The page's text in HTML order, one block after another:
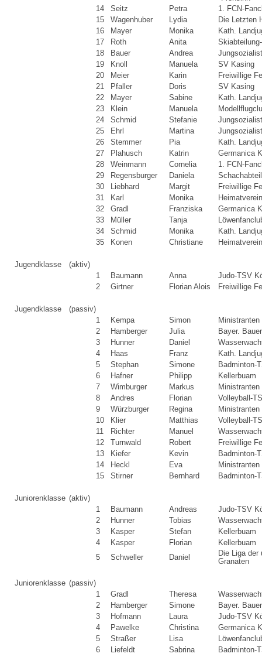
14
Seitz Petra
1. FCN-
15
Wagenhuber Lydia
Die Letzten
16
Mayer Monika
Kath.
17
Roth Anita
18
Bauer Andrea
19
Knoll Manuela
SV Kasing
20
Meier Karin
Freiwillige
21
Pfaller Doris
SV Kasing
22
Mayer Sabine
Kath.
23
Klein Manuela
24
Schmid Stefanie
25
Ehrl Martina
26
Stemmer Pia
Kath.
27
Plahusch Katrin
Germanica
28
Weinmann Cornelia
1. FCN-
29
Regensburger Daniela
30
Liebhard Margit
Freiwillige
31
Karl Monika
32
Gradl Franziska
Germanica
33
Müller Tanja
34
Schmid Monika
Kath.
35
Konen Christiane
Jugendklasse
(aktiv)
1
Baumann Anna
Judo-TSV
2
Girtner Florian Alois Freiwillige
Jugendklasse
(passiv)
1
Kempa Simon
2
Hamberger Julia
Bayer.
3
Hunner Daniel
4
Haas Franz
Kath.
5
Stephan Simone
Badminton-
6
Hafner Philipp
Kellerbuam
7
Wimburger Markus
8
Andres Florian
Volleyball-
9
Würzburger Regina
10
Klier Matthias
Volleyball-
11
Richter Manuel
12
Turnwald Robert
Freiwillige
13
Kiefer Kevin
Badminton-
14
Heckl Eva
15
Stirner Bernhard Badminton-
Juniorenklasse (aktiv)
1
Baumann Andreas
Judo-TSV
2
Hunner Tobias
3
Kasper Stefan
Kellerbuam
4
Kasper Florian
Kellerbuam
5
Schweller Daniel
Die Liga der
Granaten
Juniorenklasse (passiv)
1
Gradl Theresa
2
Hamberger Simone
Bayer.
3
Hofmann Laura
Judo-TSV
4
Pawelke Christina
Germanica
5
Straßer Lisa
6
Liefeldt Sabrina
Badminton-